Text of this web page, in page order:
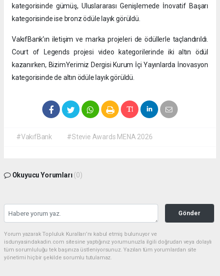
kategorisinde gümüş, Uluslararası Genişlemede İnovatif Başarı
kategorisinde ise bronz ödüle layık görüldü.
VakıfBank’ın iletişim ve marka projeleri de ödüllerle taçlandırıldı.
Court of Legends projesi video kategorilerinde iki altın ödül
kazanırken, BizimYerimiz Dergisi Kurum İçi Yayınlarda İnovasyon
kategorisinde de altın ödüle layık görüldü.
#VakıfBank #Stevie Awards MENA 2026
Okuyucu Yorumları (0)
Gönder
Yorum yazarak Topluluk Kuralları’nı kabul etmiş bulunuyor ve
isdunyasindakadin.com sitesine yaptığınız yorumunuzla ilgili doğrudan veya dolaylı
tüm sorumluluğu tek başınıza üstleniyorsunuz. Yazılan tüm yorumlardan site
yönetimi hiçbir şekilde sorumlu tutulamaz.